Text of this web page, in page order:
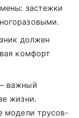
застежки
должен
комфорт
важный
жизни.
модели трусов-